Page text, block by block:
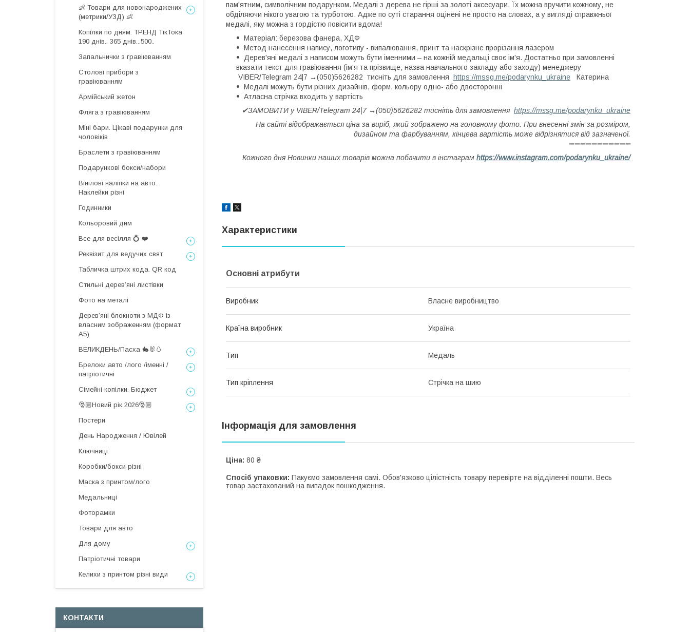
пам'ятним, символічним подарунком. Медалі з дерева не гірші за золоті аксесуари. Їх можна вручити кожному, не
обділяючи нікого увагою та турботою. Адже по суті старання оцінені не просто на словах, а у вигляді справжньої
медалі, яку можна з гордістю повісити вдома!
Матеріал: березова фанера, ХДФ
Метод нанесення напису, логотипу - випалювання, принт та наскрізне прорізання лазером
Дерев'яні медалі з написом можуть бути іменними – на кожній медальці своє ім'я. Достатньо при замовленні
вказати текст для гравіювання (ім'я та прізвище, назва навчального закладу або заходу) менеджеру
VIBER/Telegram 24|7 →(050)5626282 тисніть для замовлення
https://mssg.me/podarynku_ukraine Катерина
Медалі можуть бути різних дизайнів, форм, кольору одно- або двосторонні
Атласна стрічка входить у вартість
✔ЗАМОВИТИ у VIBER/Telegram 24|7 →(050)5626282 тисніть для замовлення https://mssg.me/podarynku_ukraine
На сайті відображається ціна за виріб, який зображено на головному фото. При внесенні змін за розміром,
дизайном та фарбуванням, кінцева вартість може відрізнятися від зазначеної.
➖➖➖➖➖➖➖➖➖➖➖
Кожного дня Новинки наших товарів можна побачити в інстаграм https://www.instagram.com/podarynku_ukraine/
Характеристики
Основні атрибути
Виробник Власне виробництво
Країна виробник Україна
Тип Медаль
Тип кріплення Стрічка на шию
Інформація для замовлення
Ціна: 80 ₴
Спосіб упаковки: Пакуємо замовлення самі. Обов'язково цілістність товару перевірте на відділенні пошти. Весь
товар застахований на випадок пошкодження.
👶 Товари для новонароджених
(метрики/УЗД) 👶
Копілки по дням. ТРЕНД ТікТока
190 днів.. 365 днів...500..
Запальнички з гравіюванням
Столові прибори з
гравіюванням
Армійський жетон
Фляга з гравіюванням
Міні бари. Цікаві подарунки для
чоловіків
Браслети з гравіюванням
Подарункові бокси/набори
Вінілові наліпки на авто.
Наклейки різні
Годинники
Кольоровий дим
Все для весілля 💍 ❤️
Реквізит для ведучих свят
Табличка штрих кода. QR код
Стильні деревʼяні листівки
Фото на металі
Дерев’яні блокноти з МДФ із
власним зображенням (формат
А5)
ВЕЛИКДЕНЬ/Пасха 🐇🐰🥚
Брелоки авто /лого /іменні /
патріотичні
Сімейні копілки. Бюджет
🎅🏼Новий рік 2026🎅🏼
Постери
День Народження / Ювілей
Ключниці
Коробки/бокси різні
Маска з принтом/лого
Медальниці
Фоторамки
Товари для авто
Для дому
Патріотичні товари
Келихи з принтом різні види
КОНТАКТИ